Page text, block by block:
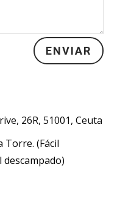
ENVIAR
26R, 51001, Ceuta
Torre. (Fácil